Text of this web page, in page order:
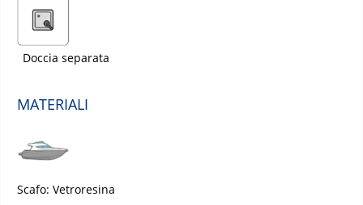
Doccia separata
MATERIALI
Scafo: Vetroresina